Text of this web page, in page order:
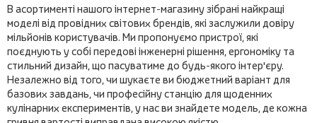
В асортименті нашого інтернет-магазину зібрані найкращі
моделі від провідних світових брендів, які заслужили довіру
мільйонів користувачів. Ми пропонуємо пристрої, які
поєднують у собі передові інженерні рішення, ергономіку та
стильний дизайн, що пасуватиме до будь-якого інтер'єру.
Незалежно від того, чи шукаєте ви бюджетний варіант для
базових завдань, чи професійну станцію для щоденних
кулінарних експериментів, у нас ви знайдете модель, де кожна